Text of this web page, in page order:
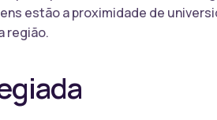
estão a proximidade de
região.